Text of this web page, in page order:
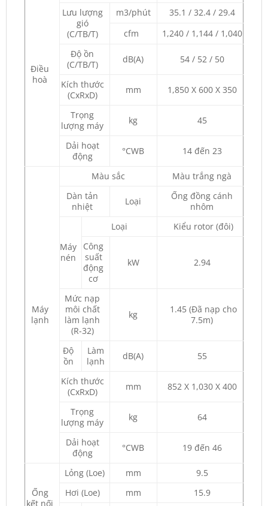
Điều
hoà
Lưu lượng
gió
(C/TB/T)
m3/phút
35.1 / 32.4 / 29.4
cfm
1,240 / 1,144 / 1,040
Độ ồn
(C/TB/T)
dB(A) 54 / 52 / 50
Kích thước
(CxRxD)
mm 1,850 X 600 X 350
Trọng
lượng máy
kg 45
Dải hoạt
động
°CWB 14 đến 23
Máy
lạnh
Màu sắc
Màu trắng ngà
Dàn tản
nhiệt
Loại
Ống đồng cánh
nhôm
Máy
nén
Loại
Kiểu rotor (đôi)
Công
suất
động
cơ
kW 2.94
Mức nạp
môi chất
làm lạnh
(R-32)
kg
1.45 (Đã nạp cho
7.5m)
Độ
ồn
Làm
lạnh
dB(A) 55
Kích thước
(CxRxD)
mm 852 X 1,030 X 400
Trọng
lượng máy
kg 64
Dải hoạt
động
°CWB 19 đến 46
Ống
kết nối
Lỏng (Loe) mm
9.5
Hơi (Loe)
mm
15.9